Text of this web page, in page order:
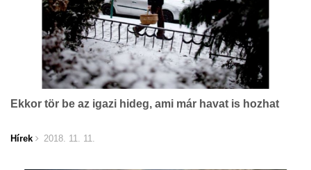
Ekkor tör be az igazi hideg, ami már havat is hozhat
Hírek 2018. 11. 11.